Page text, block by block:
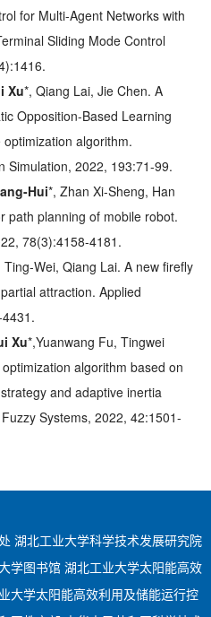
for Multi-Agent Networks with
Sliding Mode Control
Xu*, Qiang Lai, Jie Chen. A
Opposition-Based Learning
algorithm.
Simulation, 2022, 193:71-99.
Hui*, Zhan Xi-Sheng, Han
path planning of mobile robot.
78(3):4158-4181.
Ting-Wei, Qiang Lai. A new firefly
attraction. Applied
Xu*,Yuanwang Fu, Tingwei
algorithm based on
and adaptive inertia
Systems, 2022, 42:1501-
湖北工业大学科学技术发展研究院
学图书馆 湖北工业大学太阳能高效
大学太阳能高效利用及储能运行控